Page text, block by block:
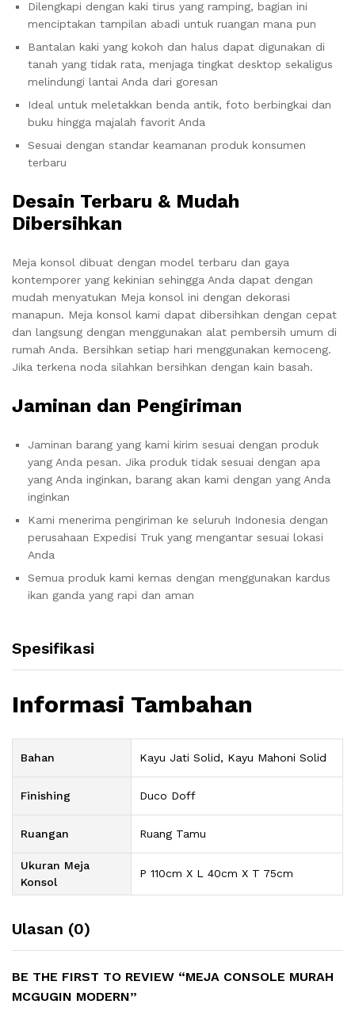
Dilengkapi dengan kaki tirus yang ramping, bagian ini
menciptakan tampilan abadi untuk ruangan mana pun
Bantalan kaki yang kokoh dan halus dapat digunakan di
tanah yang tidak rata, menjaga tingkat desktop sekaligus
melindungi lantai Anda dari goresan
Ideal untuk meletakkan benda antik, foto berbingkai dan
buku hingga majalah favorit Anda
Sesuai dengan standar keamanan produk konsumen
terbaru
Desain Terbaru & Mudah
Dibersihkan
Meja konsol dibuat dengan model terbaru dan gaya
kontemporer yang kekinian sehingga Anda dapat dengan
mudah menyatukan Meja konsol ini dengan dekorasi
manapun. Meja konsol kami dapat dibersihkan dengan cepat
dan langsung dengan menggunakan alat pembersih umum di
rumah Anda. Bersihkan setiap hari menggunakan kemoceng.
Jika terkena noda silahkan bersihkan dengan kain basah.
Jaminan dan Pengiriman
Jaminan barang yang kami kirim sesuai dengan produk
yang Anda pesan. Jika produk tidak sesuai dengan apa
yang Anda inginkan, barang akan kami dengan yang Anda
inginkan
Kami menerima pengiriman ke seluruh Indonesia dengan
perusahaan Expedisi Truk yang mengantar sesuai lokasi
Anda
Semua produk kami kemas dengan menggunakan kardus
ikan ganda yang rapi dan aman
Spesifikasi
Informasi Tambahan
Bahan Kayu Jati Solid, Kayu Mahoni Solid
Finishing Duco Doff
Ruangan Ruang Tamu
Ukuran Meja
Konsol
P 110cm X L 40cm X T 75cm
Ulasan (0)
BE THE FIRST TO REVIEW “MEJA CONSOLE MURAH
MCGUGIN MODERN”